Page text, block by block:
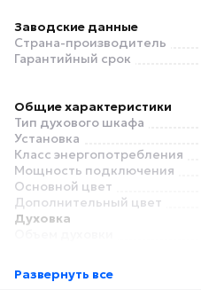
Заводские данные
Страна-производитель
Гарантийный срок
Общие характеристики
Тип духового шкафа
Установка
Класс энергопотребления
Мощность подключения
Основной цвет
Дополнительный цвет
Духовка
температура
Развернуть все